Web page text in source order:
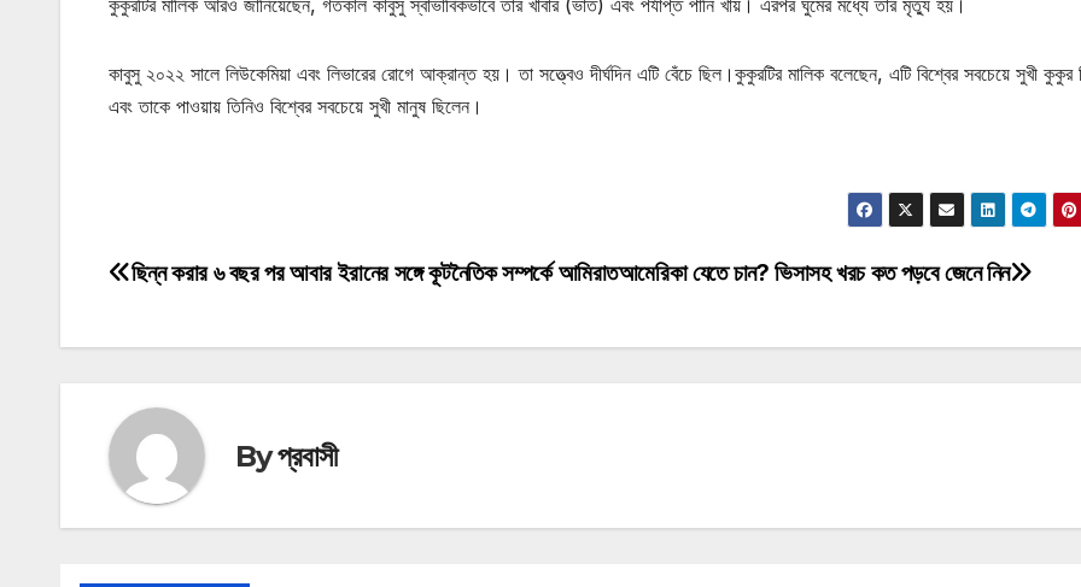
কুকুরটির মালিক আরও জানিয়েছেন, গতকাল কাবুসু স্বাভাবিকভাবে তার খাবার (ভাত) এবং পর্যাপ্ত পানি খায়। এরপর ঘুমের মধ্যে তার মৃত্যু হয়।
কাবুসু ২০২২ সালে লিউকেমিয়া এবং লিভারের রোগে আক্রান্ত হয়। তা সত্ত্বেও দীর্ঘদিন এটি বেঁচে ছিল।কুকুরটির মালিক বলেছেন, এটি বিশ্বের সবচেয়ে সুখী কুকুর
এবং তাকে পাওয়ায় তিনিও বিশ্বের সবচেয়ে সুখী মানুষ ছিলেন।
Post
আমেরিকা যেতে চান? ভিসাসহ খরচ কত পড়বে জেনে নিন
ছিন্ন করার ৬ বছর পর আবার ইরানের সঙ্গে কূটনৈতিক সম্পর্কে আমিরাত
Byপ্রবাসী